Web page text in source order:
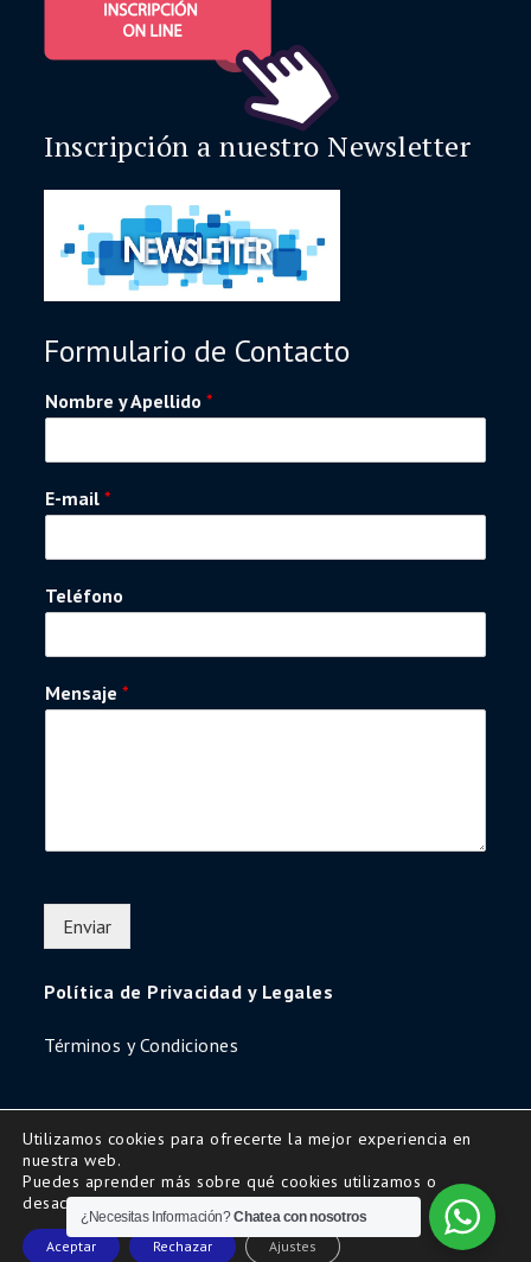
Inscripción a nuestro Newsletter
Formulario de Contacto
Nombre y Apellido*
E-mail*
Teléfono
Mensaje*
Enviar
Política de Privacidad y Legales
Términos y Condiciones
Copyright © 2016 | All Rights Reserved-Diseño
www.secretariaweb.com
Uni Education byShark Themes
Utilizamos cookies para ofrecerte la mejor experiencia en
nuestra web.
Puedes aprender más sobre qué cookies utilizamos o
desactivarlas
Aceptar Rechazar Ajustes
¿Necesitas Información?Chatea con nosotros